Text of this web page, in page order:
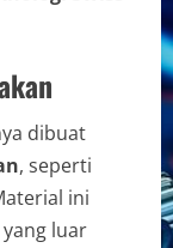
dibuat
, seperti
ini
luar